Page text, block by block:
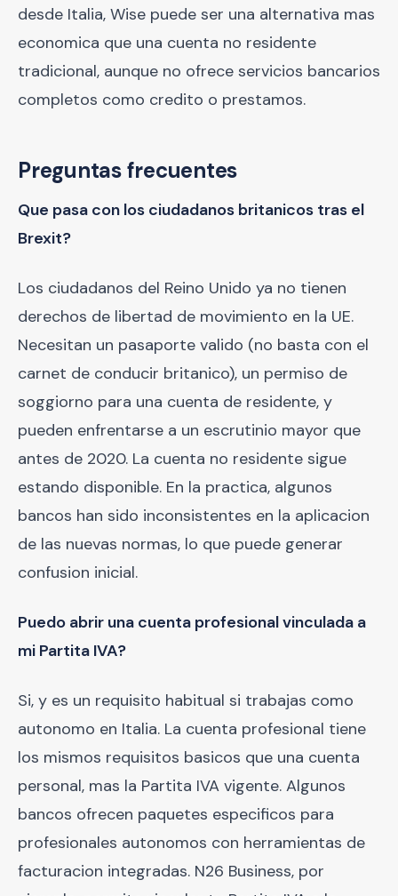
desde Italia, Wise puede ser una alternativa mas
economica que una cuenta no residente
tradicional, aunque no ofrece servicios bancarios
completos como credito o prestamos.
Preguntas frecuentes
Que pasa con los ciudadanos britanicos tras el
Brexit?
Los ciudadanos del Reino Unido ya no tienen
derechos de libertad de movimiento en la UE.
Necesitan un pasaporte valido (no basta con el
carnet de conducir britanico), un permiso de
soggiorno para una cuenta de residente, y
pueden enfrentarse a un escrutinio mayor que
antes de 2020. La cuenta no residente sigue
estando disponible. En la practica, algunos
bancos han sido inconsistentes en la aplicacion
de las nuevas normas, lo que puede generar
confusion inicial.
Puedo abrir una cuenta profesional vinculada a
mi Partita IVA?
Si, y es un requisito habitual si trabajas como
autonomo en Italia. La cuenta profesional tiene
los mismos requisitos basicos que una cuenta
personal, mas la Partita IVA vigente. Algunos
bancos ofrecen paquetes especificos para
profesionales autonomos con herramientas de
facturacion integradas. N26 Business, por